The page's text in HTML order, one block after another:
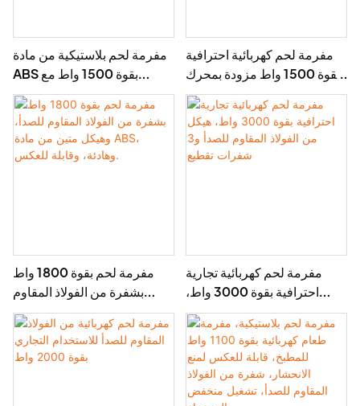
مفرمة لحم بلاستيكية من مادة
ABS بقوة 1500 واط مع
وظيفة عكسية
مفرمة لحم كهربائية احترافية
بقوة 1500 واط مزودة بمحرك
نحاسي وأجزاء من الفولاذ
المقاوم للصدأ
مفرمة لحم بقوة 1800 واط
بشفرة من الفولاذ المقاوم
للصدأ، وهيكل متين من مادة
ABS، وهادئة، وقابلة للعكس.
مفرمة لحم كهربائية تجارية
احترافية بقوة 3000 واط،
هيكل من الفولاذ المقاوم للصدأ
و3 شفرات تقطيع